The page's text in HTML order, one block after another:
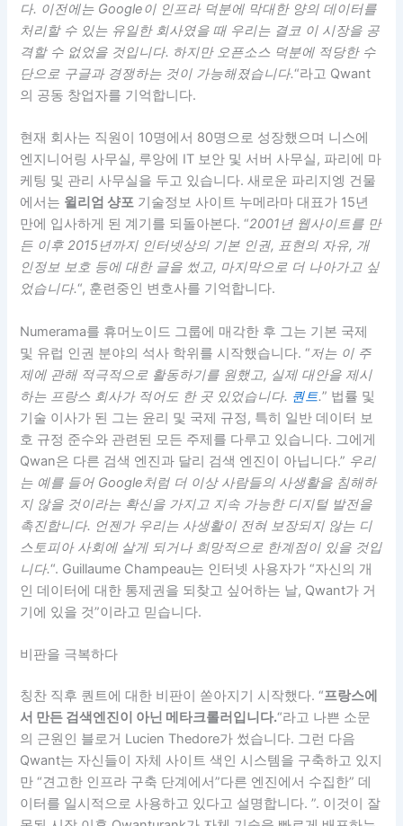
다. 이전에는 Google이 인프라 덕분에 막대한 양의 데이터를
처리할 수 있는 유일한 회사였을 때 우리는 결코 이 시장을 공
격할 수 없었을 것입니다. 하지만 오픈소스 덕분에 적당한 수
단으로 구글과 경쟁하는 것이 가능해졌습니다.“라고 Qwant
의 공동 창업자를 기억합니다.
현재 회사는 직원이 10명에서 80명으로 성장했으며 니스에
엔지니어링 사무실, 루앙에 IT 보안 및 서버 사무실, 파리에 마
케팅 및 관리 사무실을 두고 있습니다. 새로운 파리지엥 건물
에서는 윌리엄 샹포 기술정보 사이트 누메라마 대표가 15년
만에 입사하게 된 계기를 되돌아본다. “2001년 웹사이트를 만
든 이후 2015년까지 인터넷상의 기본 인권, 표현의 자유, 개
인정보 보호 등에 대한 글을 썼고, 마지막으로 더 나아가고 싶
었습니다.“, 훈련중인 변호사를 기억합니다.
Numerama를 휴머노이드 그룹에 매각한 후 그는 기본 국제
및 유럽 인권 분야의 석사 학위를 시작했습니다. “저는 이 주
제에 관해 적극적으로 활동하기를 원했고, 실제 대안을 제시
하는 프랑스 회사가 적어도 한 곳 있었습니다. 퀀트.” 법률 및
기술 이사가 된 그는 윤리 및 국제 규정, 특히 일반 데이터 보
호 규정 준수와 관련된 모든 주제를 다루고 있습니다. 그에게
Qwan은 다른 검색 엔진과 달리 검색 엔진이 아닙니다.” 우리
는 예를 들어 Google처럼 더 이상 사람들의 사생활을 침해하
지 않을 것이라는 확신을 가지고 지속 가능한 디지털 발전을
촉진합니다. 언젠가 우리는 사생활이 전혀 보장되지 않는 디
스토피아 사회에 살게 되거나 희망적으로 한계점이 있을 것입
니다.“. Guillaume Champeau는 인터넷 사용자가 “자신의 개
인 데이터에 대한 통제권을 되찾고 싶어하는 날, Qwant가 거
기에 있을 것”이라고 믿습니다.
비판을 극복하다
칭찬 직후 퀀트에 대한 비판이 쏟아지기 시작했다. “프랑스에
서 만든 검색엔진이 아닌 메타크롤러입니다.“라고 나쁜 소문
의 근원인 블로거 Lucien Thedore가 썼습니다. 그런 다음
Qwant는 자신들이 자체 사이트 색인 시스템을 구축하고 있지
만 “견고한 인프라 구축 단계에서”다른 엔진에서 수집한” 데
이터를 일시적으로 사용하고 있다고 설명합니다. ”. 이것이 잘